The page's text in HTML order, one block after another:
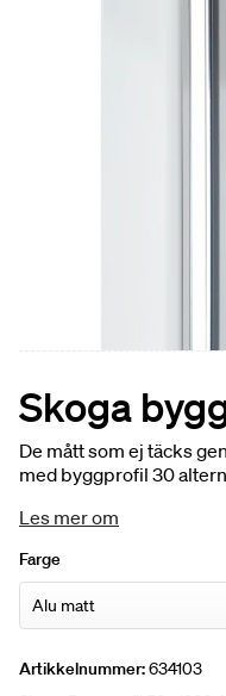
Skoga
De mått som ej täcks
med byggprofil 30
Les mer om
Farge
Artikkelnummer:634103